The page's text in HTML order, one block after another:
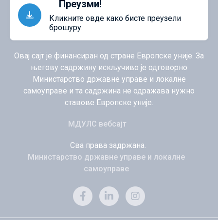
Преузми!
Кликните овде како бисте преузели
брошуру.
Овај сајт је финансиран од стране Европске уније. За
његову садржину искључиво је одговорно
Министарство државне управе и локалне
самоуправе и та садржина не одражава нужно
ставове Европске уније.
МДУЛС вебсајт
Сва права задржана.
Министарство државне управе и локалне
самоуправе